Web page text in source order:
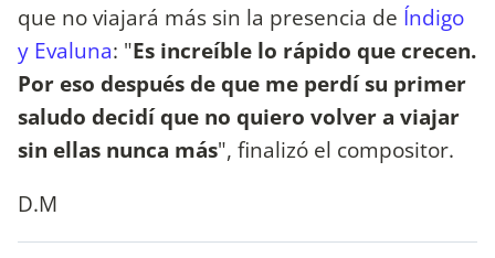
que no viajará más sin la presencia de Índigo
y Evaluna: "Es increíble lo rápido que crecen.
Por eso después de que me perdí su primer
saludo decidí que no quiero volver a viajar
sin ellas nunca más", finalizó el compositor.
D.M